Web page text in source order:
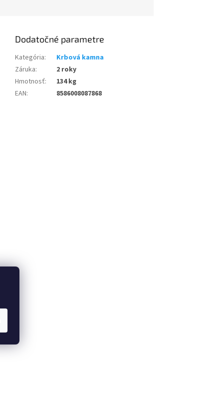
Dodatočné parametre
Kategória:
Krbová kamna
Záruka:
2 roky
Hmotnosť:
134 kg
EAN: 8586008087868